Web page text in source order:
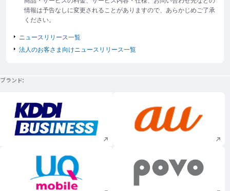
情報は予告なしに変更されることがありますので、あらかじめご了承
ください。
ニュースリリース一覧
法人のお客さま向けニュースリリース一覧
ブランド
新規ウィンドウで開く 新規ウィンドウで
新規ウィンドウで開く 新規ウィンドウで